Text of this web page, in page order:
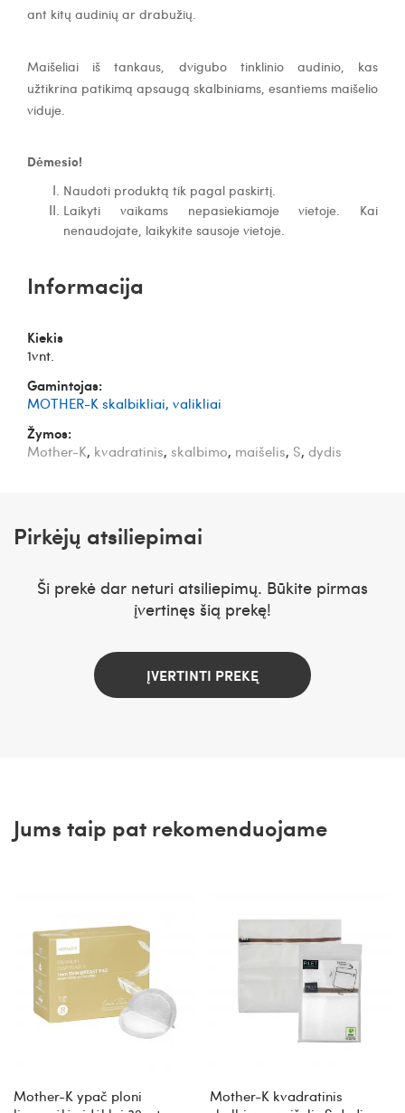
ant kitų audinių ar drabužių.
Maišeliai iš tankaus, dvigubo tinklinio audinio, kas
užtikrina patikimą apsaugą skalbiniams, esantiems maišelio
viduje.
Dėmesio!
Naudoti produktą tik pagal paskirtį.
Laikyti vaikams nepasiekiamoje vietoje. Kai
nenaudojate, laikykite sausoje vietoje.
Informacija
Kiekis
1vnt.
Gamintojas:
MOTHER-K skalbikliai, valikliai
Žymos:
Mother-K, kvadratinis, skalbimo, maišelis, S, dydis
Pirkėjų atsiliepimai
Ši prekė dar neturi atsiliepimų. Būkite pirmas
įvertinęs šią prekę!
ĮVERTINTI PREKĘ
Jums taip pat rekomenduojame
Mother-K ypač ploni
Mother-K kvadratinis